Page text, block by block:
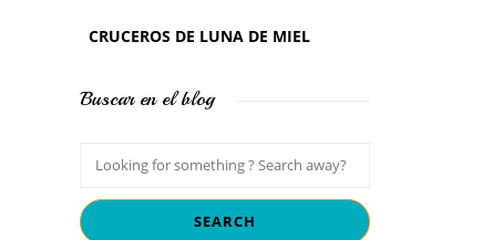
CRUCEROS DE LUNA DE MIEL
Buscar en el blog